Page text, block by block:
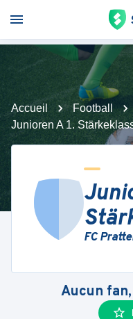
Accueil Football
Junioren A 1.
FC
Aucun